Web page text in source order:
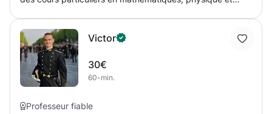
matière en profondeur, à reprendre confiance et à
améliorer leurs résultats, que ce soit pour une remise à
niveau, un suivi régulier ou la préparation d’examens. Ma
méthode est simple et efficace : explications claires,
Victor
30€
60-min.
Professeur fiable